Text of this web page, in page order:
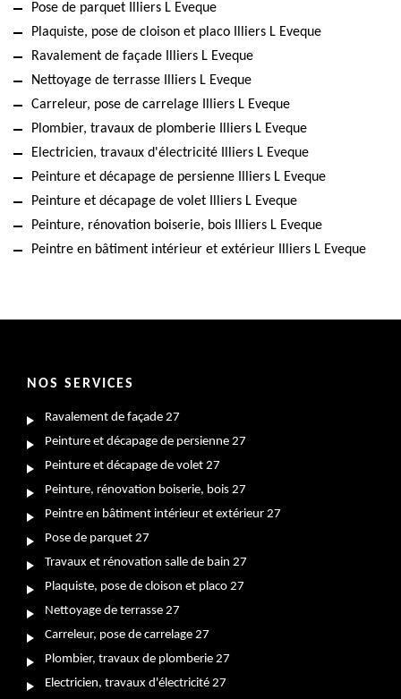
Pose de parquet Illiers L Eveque
Plaquiste, pose de cloison et placo Illiers L Eveque
Ravalement de façade Illiers L Eveque
Nettoyage de terrasse Illiers L Eveque
Carreleur, pose de carrelage Illiers L Eveque
Plombier, travaux de plomberie Illiers L Eveque
Electricien, travaux d'électricité Illiers L Eveque
Peinture et décapage de persienne Illiers L Eveque
Peinture et décapage de volet Illiers L Eveque
Peinture, rénovation boiserie, bois Illiers L Eveque
Peintre en bâtiment intérieur et extérieur Illiers L Eveque
NOS SERVICES
Ravalement de façade 27
Peinture et décapage de persienne 27
Peinture et décapage de volet 27
Peinture, rénovation boiserie, bois 27
Peintre en bâtiment intérieur et extérieur 27
Pose de parquet 27
Travaux et rénovation salle de bain 27
Plaquiste, pose de cloison et placo 27
Nettoyage de terrasse 27
Carreleur, pose de carrelage 27
Plombier, travaux de plomberie 27
Electricien, travaux d'électricité 27